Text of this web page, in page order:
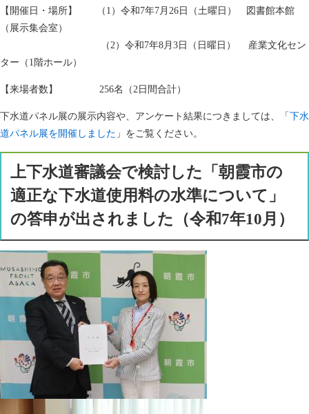
【開催日・場所】 （1）令和7年7月26日（土曜日） 図書館本館
（展示集会室）
（2）令和7年8月3日（日曜日） 産業文化セン
ター（1階ホール）
【来場者数】 256名（2日間合計）
下水道パネル展の展示内容や、アンケート結果につきましては、「 下水
道パネル展を開催しました 」をご覧ください。
上下水道審議会で検討した「朝霞市の
適正な下水道使用料の水準について」
の答申が出されました（令和7年10月）